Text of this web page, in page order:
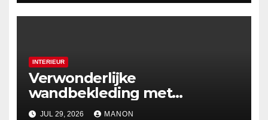
INTERIEUR
Verwonderlijke
wandbekleding met
holografische effecten
JUL 29, 2026 MANON